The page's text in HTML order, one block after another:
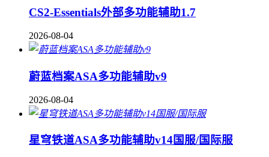
CS2-Essentials外部多功能辅助1.7
2026-08-04
蔚蓝档案ASA多功能辅助v9
2026-08-04
星穹铁道ASA多功能辅助v14国服/国际服